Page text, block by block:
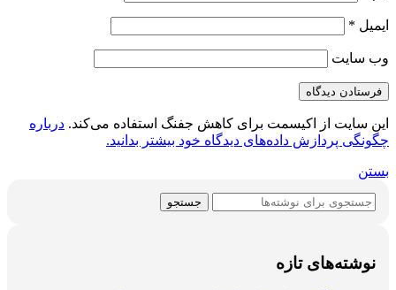
ایمیل *
وب‌ سایت
این سایت از اکیسمت برای کاهش جفنگ استفاده می‌کند. درباره
چگونگی پردازش داده‌های دیدگاه خود بیشتر بدانید.
بستن
جستجو
نوشته‌های تازه